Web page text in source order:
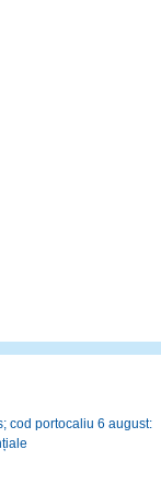
cod portocaliu 6 august: